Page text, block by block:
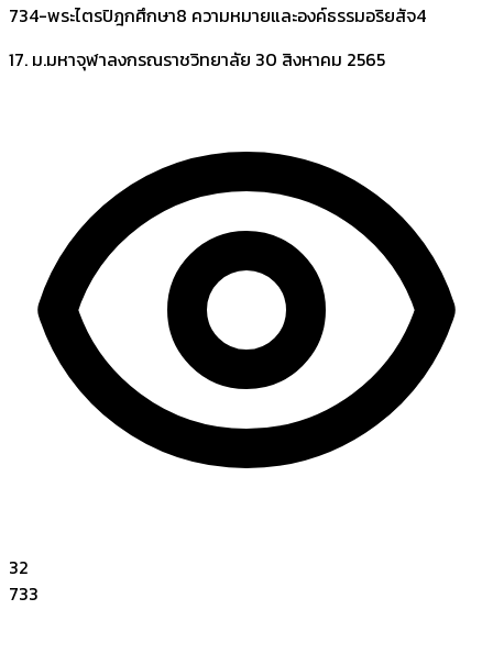
734-พระไตรปิฎกศึกษา8 ความหมายและองค์ธรรมอริยสัจ4
17. ม.มหาจุฬาลงกรณราชวิทยาลัย 30 สิงหาคม 2565
32
733